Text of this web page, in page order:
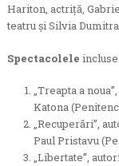
Hariton, actriță,
teatru și Silvia
Spectacolele
„Treapta a
Katona
„Recuperări”,
Paul Pristavu
„Libertate”,